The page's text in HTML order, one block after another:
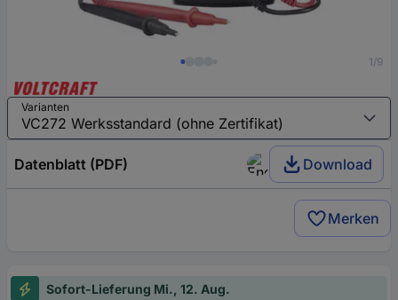
1/9
Varianten
Datenblatt (PDF) Download
Merken
Sofort-Lieferung Mi., 12. Aug.